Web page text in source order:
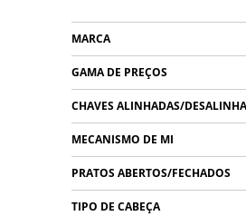
MARCA
GAMA DE PREÇOS
CHAVES ALINHADAS/
MECANISMO DE MI
PRATOS ABERTOS/FECHADOS
TIPO DE CABEÇA